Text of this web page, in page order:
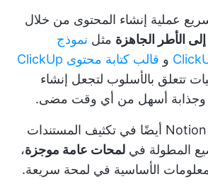
عملية إنشاء المحتوى من خلال
الأطر الجاهزة مثل نموذج
و قالب كتابة محتوى ClickUp
تتعلق بالأسلوب لتجعل إنشاء
وجذابة أسهل من أي وقت مضى.
كما يتفوق بديل Notion AI أيضًا في تكثيف المستندات
المطولة في لمحات عامة موجزة،
الأساسية في لمحة سريعة.